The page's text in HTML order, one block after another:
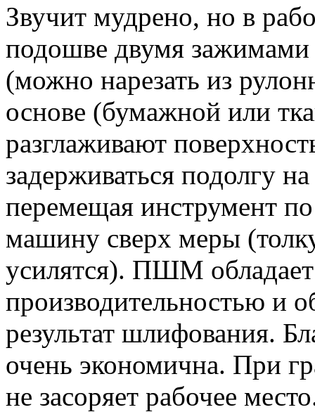
Звучит мудрено, но в
подошве двумя зажимами
(можно нарезать из
основе (бумажной или
разглаживают
задерживаться подолгу
перемещая инструмент по
машину сверх меры
усилятся). ПШМ
производительностью и
результат шлифования.
очень экономична. При
не засоряет рабочее